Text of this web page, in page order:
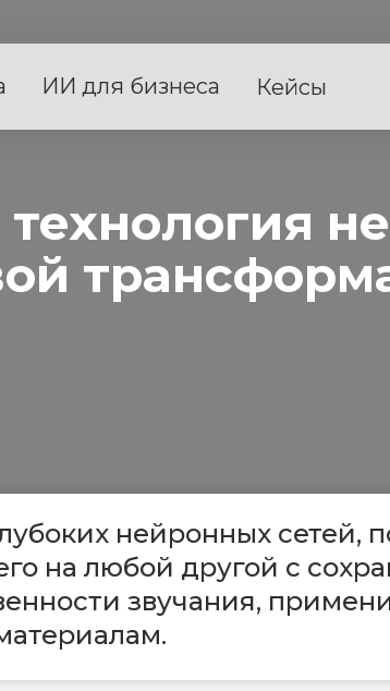
Кейсы
ИИ для бизнеса
нейронных сетей,
на любой другой с
звучания,